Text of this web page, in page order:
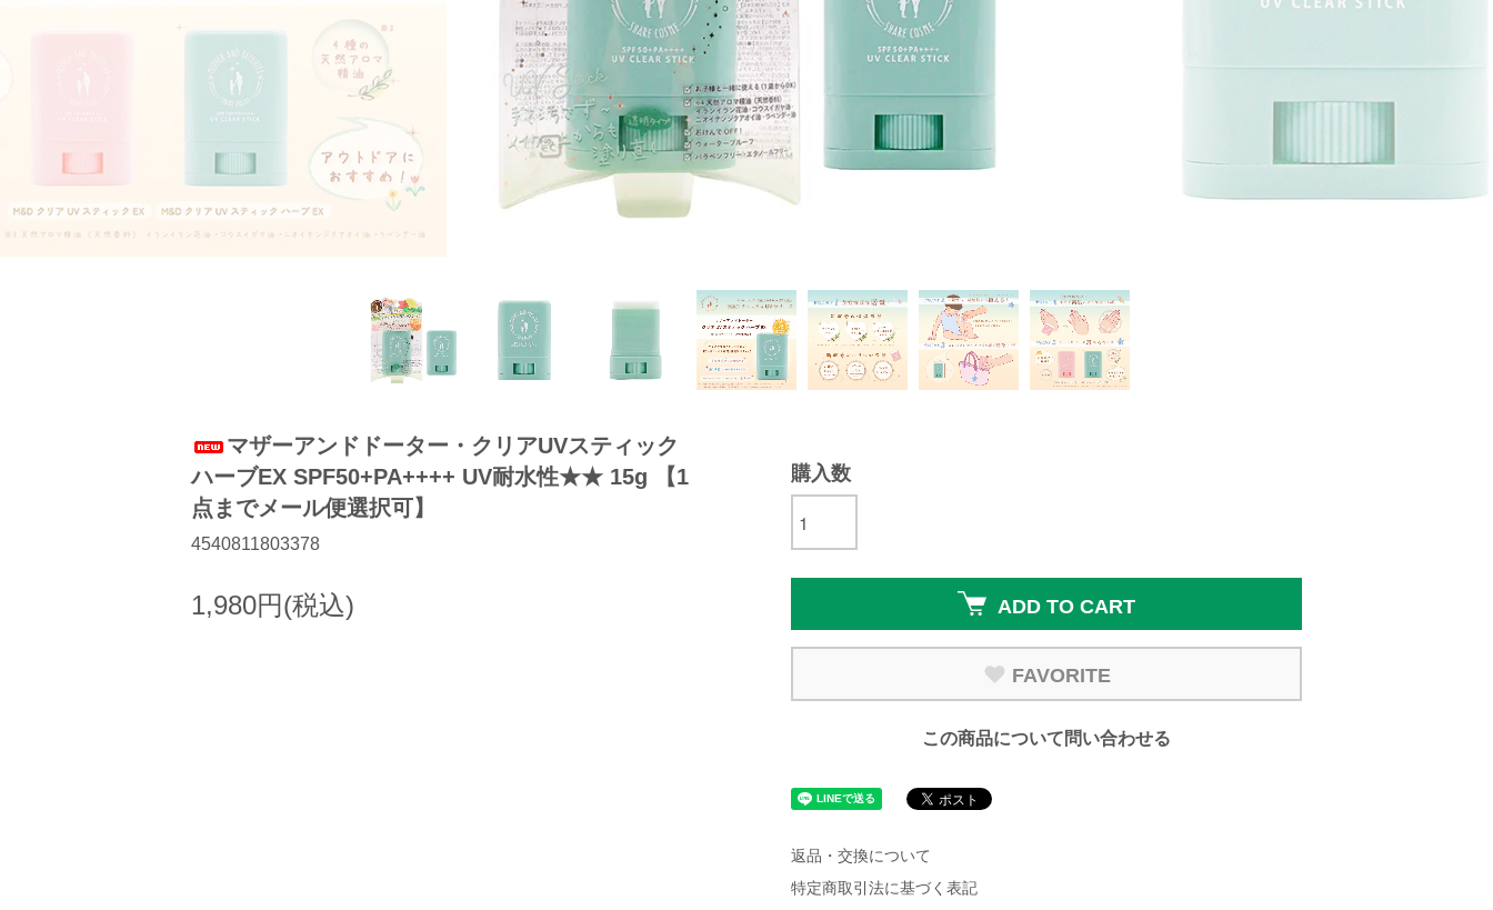
マザーアンドドーター・クリアUVスティック
ハーブEX SPF50+PA++++ UV耐水性★★ 15g 【1
点までメール便選択可】
4540811803378
1,980円(税込)
購入数
ADD TO CART
FAVORITE
この商品について問い合わせる
返品・交換について
特定商取引法に基づく表記